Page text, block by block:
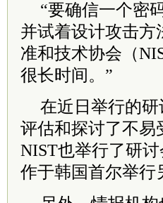
“要确信一个密
并试着设计攻击方
准和技术协会（
很长时间。”
在近日举行的
评估和探讨了不易
NIST也举行了研
作于韩国首尔举行